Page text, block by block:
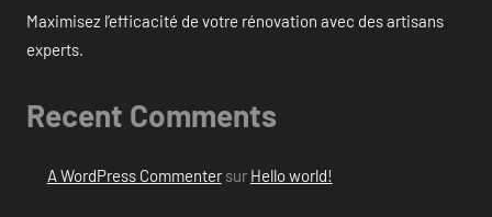
Maximisez l’efficacité de votre rénovation avec des artisans
experts.
Recent Comments
A WordPress Commentersur Hello world!